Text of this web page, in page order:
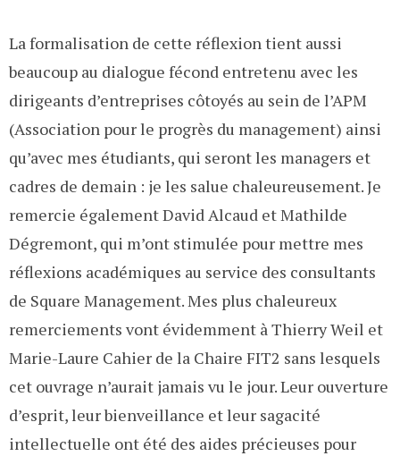
La formalisation de cette réflexion tient aussi
beaucoup au dialogue fécond entretenu avec les
dirigeants d’entreprises côtoyés au sein de l’APM
(Association pour le progrès du management) ainsi
qu’avec mes étudiants, qui seront les managers et
cadres de demain : je les salue chaleureusement. Je
remercie également David Alcaud et Mathilde
Dégremont, qui m’ont stimulée pour mettre mes
réflexions académiques au service des consultants
de Square Management. Mes plus chaleureux
remerciements vont évidemment à Thierry Weil et
Marie-Laure Cahier de la Chaire FIT2 sans lesquels
cet ouvrage n’aurait jamais vu le jour. Leur ouverture
d’esprit, leur bienveillance et leur sagacité
intellectuelle ont été des aides précieuses pour